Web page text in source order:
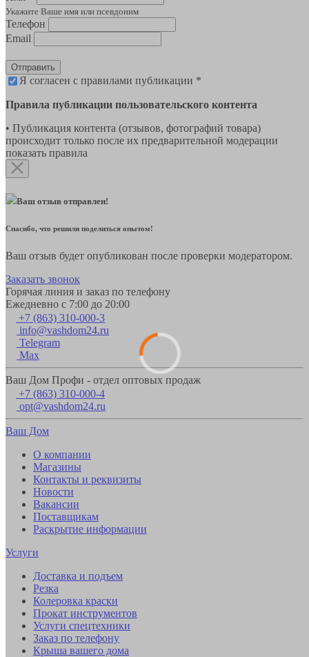
Укажите Ваше имя или псевдоним
Телефон
Email
Отправить
Я согласен с правилами публикации *
Правила публикации пользовательского контента
• Публикация контента (отзывов, фотографий товара)
происходит только после их предварительной модерации
показать правила
Ваш отзыв отправлен!
Спасибо, что решили поделиться опытом!
Ваш отзыв будет опубликован после проверки модератором.
Заказать звонок
Горячая линия и заказ по телефону
Ежедневно с 7:00 до 20:00
+7 (863) 310-000-3
info@vashdom24.ru
Telegram
Max
Ваш Дом Профи - отдел оптовых продаж
+7 (863) 310-000-4
opt@vashdom24.ru
Ваш Дом
О компании
Магазины
Контакты и реквизиты
Новости
Вакансии
Поставщикам
Раскрытие информации
Услуги
Доставка и подъем
Резка
Колеровка краски
Прокат инструментов
Услуги спецтехники
Заказ по телефону
Крыша вашего дома